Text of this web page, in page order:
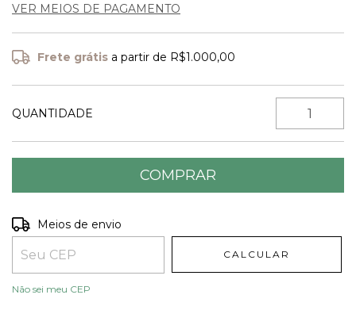
VER MEIOS DE PAGAMENTO
Frete grátis a partir de R$1.000,00
QUANTIDADE
Entregas para o CEP:
Meios de envio
CALCULAR
Não sei meu CEP